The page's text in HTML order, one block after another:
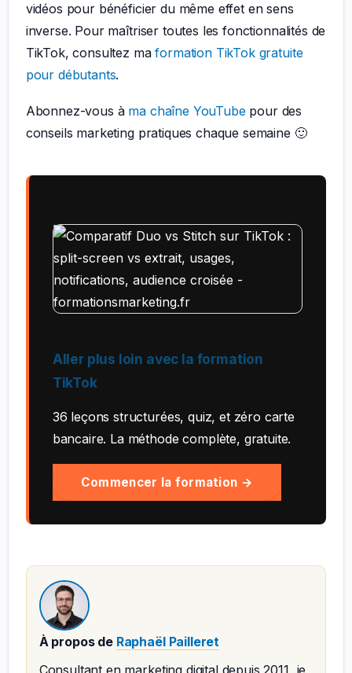
vidéos pour bénéficier du même effet en sens
inverse. Pour maîtriser toutes les fonctionnalités de
TikTok, consultez maformation TikTok gratuite
pour débutants.
Abonnez-vous à ma chaîne YouTubepour des
conseils marketing pratiques chaque semaine 🙂
Aller plus loin avec la formation
TikTok
36 leçons structurées, quiz, et zéro carte
bancaire. La méthode complète, gratuite.
Commencer la formation →
À propos de Raphaël Pailleret